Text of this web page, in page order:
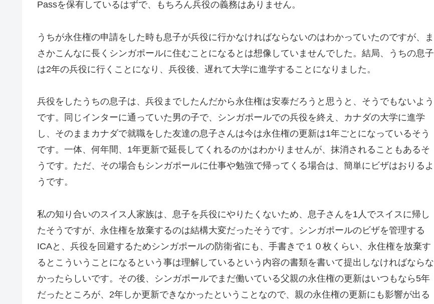
Passを保有しているはずで、もちろん兵役の義務はありません。
うちが永住権の申請をした時も息子が兵役に行かなければならないのはわかっていたのですが、ま
さかこんなに長くシンガポールに住むことになるとは想像していませんでした。結局、うちの息子
は2年の兵役に行くことになり、兵役後、遅れて大学に進学することになりました。
兵役をしたうちの息子は、兵役までしたんだから永住権は安泰だろうと思うと、そうでもないよう
です。同じインターに通っていた男の子で、シンガポールでの兵役を終え、カナダの大学に進学
し、そのままカナダで就職をした友達の息子さんは今は永住権の更新は1年ごとになっているそう
です。一体、何年間、1年更新で延長してくれるのかはわかりませんが、抹消されることもあるそ
うです。ただ、その場合もシンガポールに仕事や勉強で帰ってくる場合は、簡単にビザはおりるよ
うです。
私の知り合いのスイス人家族は、息子を兵役にやりたくないため、息子さんを1人でスイスに帰し
たそうですが、永住権を放棄するのは結構大変だったそうです。シンガポールのビザを管理する
ICAと、兵役を回避するためシンガポールの防衛省にも、手書きで１０枚くらい、永住権を放棄す
るとこういうことになるという事は理解しているという内容の書類を書いて提出しなければならな
かったらしいです。その後、シンガポールでまだ働いている父親の永住権の更新はいつもなら5年
だったところが、2年しか更新できなかったということなので、親の永住権の更新にも影響が出る